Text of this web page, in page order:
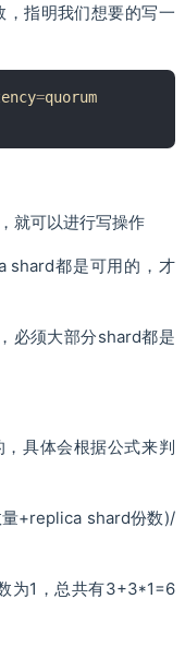
指明我们想要的写一
=quorum
就可以进行写操作
shard都是可用的，才
必须大部分shard都是
具体会根据公式来判
+replica shard份数)/
为1，总共有3+3*1=6